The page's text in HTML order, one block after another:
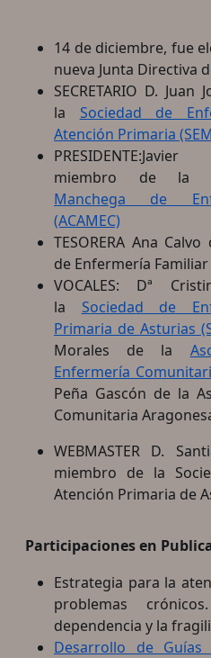
14 de diciembre, fue
nueva Junta Directiva
SECRETARIO D.
la Sociedad de
Atención Primaria
miembro de la
Manchega de
(ACAMEC)
TESORERA Ana
de Enfermería Familiar
VOCALES: Dª
la Sociedad de
Primaria de Asturias
Morales de la
Enfermería
Peña Gascón de la
Comunitaria
WEBMASTER D.
miembro de la
Atención Primaria de
Participaciones en
Estrategia para la
problemas
dependencia y la
Desarrollo de